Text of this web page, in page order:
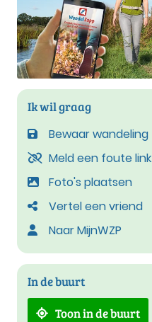
Ik wil graag
Bewaar wandeling
Meld een foute link
Foto's plaatsen
Vertel een vriend
Naar MijnWZP
In de buurt
Toon in de buurt